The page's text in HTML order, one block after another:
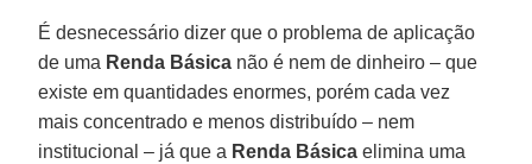
É desnecessário dizer que o problema de aplicação
de uma Renda Básica não é nem de dinheiro – que
existe em quantidades enormes, porém cada vez
mais concentrado e menos distribuído – nem
institucional – já que a Renda Básica elimina uma